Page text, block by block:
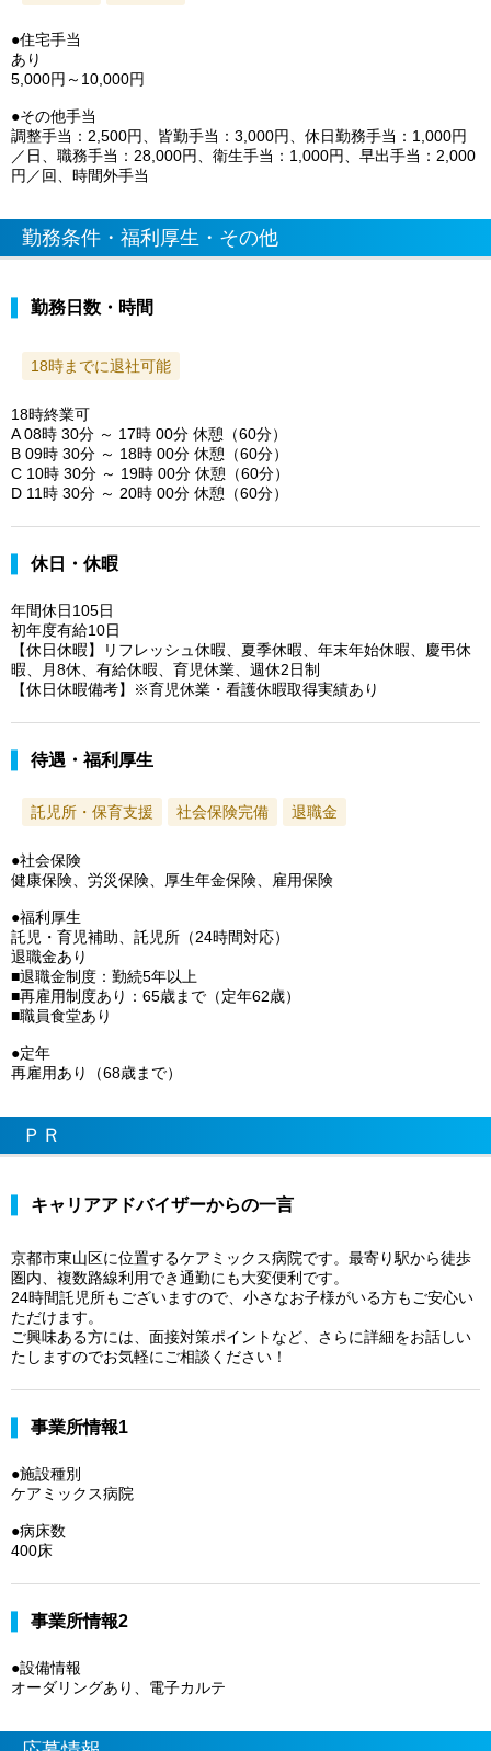
●住宅手当
あり
5,000円～10,000円
●その他手当
調整手当：2,500円、皆勤手当：3,000円、休日勤務手当：1,000円
／日、職務手当：28,000円、衛生手当：1,000円、早出手当：2,000
円／回、時間外手当
勤務条件・福利厚生・その他
勤務日数・時間
18時までに退社可能
18時終業可
A 08時 30分 ～ 17時 00分 休憩（60分）
B 09時 30分 ～ 18時 00分 休憩（60分）
C 10時 30分 ～ 19時 00分 休憩（60分）
D 11時 30分 ～ 20時 00分 休憩（60分）
休日・休暇
年間休日105日
初年度有給10日
【休日休暇】リフレッシュ休暇、夏季休暇、年末年始休暇、慶弔休
暇、月8休、有給休暇、育児休業、週休2日制
【休日休暇備考】※育児休業・看護休暇取得実績あり
待遇・福利厚生
託児所・保育支援 社会保険完備 退職金
●社会保険
健康保険、労災保険、厚生年金保険、雇用保険
●福利厚生
託児・育児補助、託児所（24時間対応）
退職金あり
■退職金制度：勤続5年以上
■再雇用制度あり：65歳まで（定年62歳）
■職員食堂あり
●定年
再雇用あり（68歳まで）
ＰＲ
キャリアアドバイザーからの一言
京都市東山区に位置するケアミックス病院です。最寄り駅から徒歩
圏内、複数路線利用でき通勤にも大変便利です。
24時間託児所もございますので、小さなお子様がいる方もご安心い
ただけます。
ご興味ある方には、面接対策ポイントなど、さらに詳細をお話しい
たしますのでお気軽にご相談ください！
事業所情報1
●施設種別
ケアミックス病院
●病床数
400床
事業所情報2
●設備情報
オーダリングあり、電子カルテ